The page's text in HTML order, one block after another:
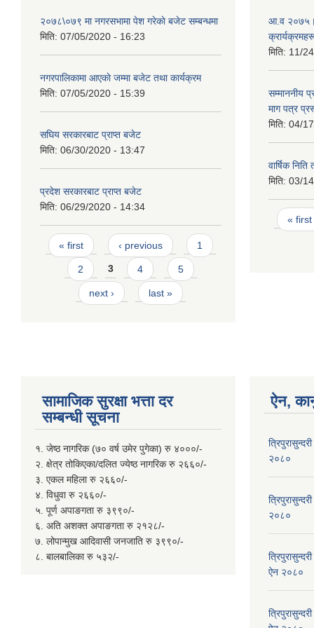
२०७८\०७९ मा नगरसभामा पेश गरेकाे बजेट सम्बन्धमा
मिति: 07/05/2020 - 16:23
नगरपालिकामा आएकाे जम्मा बजेट तथा कार्यक्रम
मिति: 07/05/2020 - 15:39
सघिय सरकारबाट प्राप्त बजेट
मिति: 06/30/2020 - 13:47
प्रदेश सरकारबाट प्राप्त बजेट
मिति: 06/29/2020 - 14:34
Pages
« first ‹ previous 1
2 3 4 5
next › last »
आ.व
मिति: 11/
सम्माननीय
माग पत्र
मिति: 04/
वार्षिक निति
मिति: 03/
« first
सामाजिक सुरक्षा भत्ता दर
सम्बन्धी सूचना
१. जेष्ठ नागरिक (७० वर्ष उमेर पुगेका) रु ४०००/-
२. क्षेत्र तोकिएका/दलित ज्येष्ठ नागरिक रु २६६०/-
३. एकल महिला रु २६६०/-
४. विधुवा रु २६६०/-
५. पूर्ण अपाङगता रु ३९९०/-
६. अति अशक्त अपाङगता रु २१२८/-
७. लोपान्मुख आदिवासी जनजाति रु ३९९०/-
८. बालबालिका रु ५३२/-
ऐन,
२०८०
२०८०
ऐन २०८०